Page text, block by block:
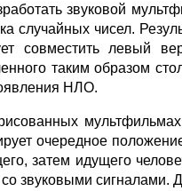
звуковой
случайных чисел.
совместить левый
таким образом
НЛО.
очередное
затем идущего
со звуковыми сигналами.